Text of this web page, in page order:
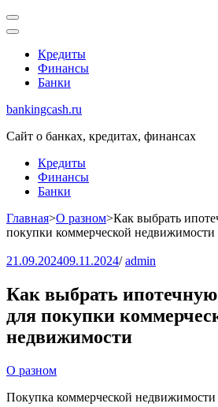
Перейти
к
(нажмите
Enter)
Кредиты
Финансы
Банки
bankingcash.ru
Сайт о банках, кредитах, финансах
Кредиты
Финансы
Банки
Главная>О разном>Как выбрать
покупки коммерческой недвижимости
21.09.202409.11.2024/ admin
Как выбрать
для покупки
недвижимости
О разном
Покупка коммерческой